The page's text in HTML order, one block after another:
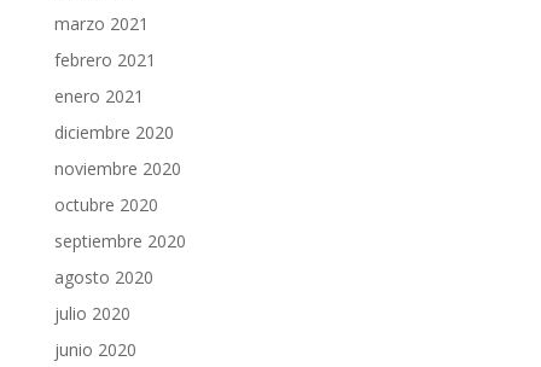
marzo 2021
febrero 2021
enero 2021
diciembre 2020
noviembre 2020
octubre 2020
septiembre 2020
agosto 2020
julio 2020
junio 2020